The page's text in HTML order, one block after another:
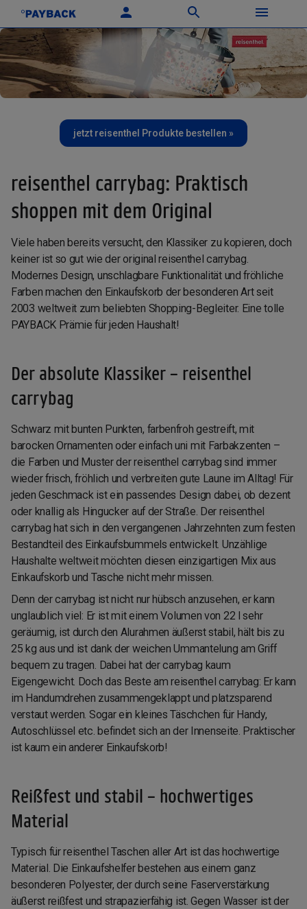
jetzt reisenthel Produkte bestellen »
reisenthel carrybag: Praktisch
shoppen mit dem Original
Viele haben bereits versucht, den Klassiker zu kopieren, doch
keiner ist so gut wie der original reisenthel carrybag.
Modernes Design, unschlagbare Funktionalität und fröhliche
Farben machen den Einkaufskorb der besonderen Art seit
2003 weltweit zum beliebten Shopping-Begleiter. Eine tolle
PAYBACK Prämie für jeden Haushalt!
Der absolute Klassiker – reisenthel
carrybag
Schwarz mit bunten Punkten, farbenfroh gestreift, mit
barocken Ornamenten oder einfach uni mit Farbakzenten –
die Farben und Muster der reisenthel carrybag sind immer
wieder frisch, fröhlich und verbreiten gute Laune im Alltag! Für
jeden Geschmack ist ein passendes Design dabei, ob dezent
oder knallig als Hingucker auf der Straße. Der reisenthel
carrybag hat sich in den vergangenen Jahrzehnten zum festen
Bestandteil des Einkaufsbummels entwickelt. Unzählige
Haushalte weltweit möchten diesen einzigartigen Mix aus
Einkaufskorb und Tasche nicht mehr missen.
Denn der carrybag ist nicht nur hübsch anzusehen, er kann
unglaublich viel: Er ist mit einem Volumen von 22 l sehr
geräumig, ist durch den Alurahmen äußerst stabil, hält bis zu
25 kg aus und ist dank der weichen Ummantelung am Griff
bequem zu tragen. Dabei hat der carrybag kaum
Eigengewicht. Doch das Beste am reisenthel carrybag: Er kann
im Handumdrehen zusammengeklappt und platzsparend
verstaut werden. Sogar ein kleines Täschchen für Handy,
Autoschlüssel etc. befindet sich an der Innenseite. Praktischer
ist kaum ein anderer Einkaufskorb!
Reißfest und stabil – hochwertiges
Material
Typisch für reisenthel Taschen aller Art ist das hochwertige
Material. Die Einkaufshelfer bestehen aus einem ganz
besonderen Polyester, der durch seine Faserverstärkung
äußerst reißfest und strapazierfähig ist. Gegen Wasser ist der